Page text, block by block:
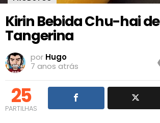
Kirin Bebida Chu-hai de
Tangerina
por Hugo
7 anos atrás
25
PARTILHAS